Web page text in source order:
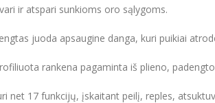
ir atspari sunkioms oro sąlygoms.
juoda apsaugine danga, kuri puikiai
rankena pagaminta iš plieno,
net 17 funkcijų, įskaitant peilį, reples,